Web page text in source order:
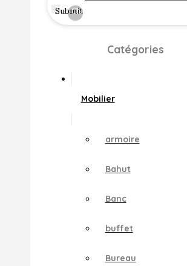
Submit
Clear
Catégories
Mobilier
armoire
Bahut
Banc
buffet
Bureau